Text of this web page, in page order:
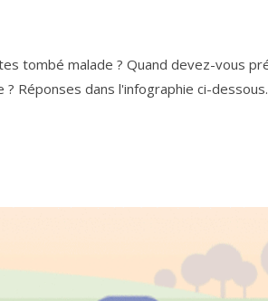
tombé malade ? Quand devez-vous
Réponses dans l'infographie ci-dessous.